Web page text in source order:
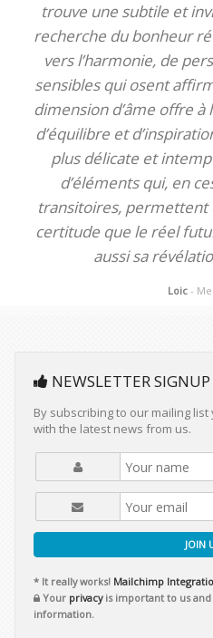
trouve une subtile et
recherche du bonheur
vers l’harmonie, de
sensibles qui osent
dimension d’âme offre à
d’équilibre et
plus délicate et
d’éléments qui, en
transitoires,
certitude que le réel
aussi sa
Loic -
NEWSLETTER SIGNUP
By subscribing to our mailing
with the latest news from us.
JOIN
* It really works! Mailchimp
Your privacyis important to us
information.